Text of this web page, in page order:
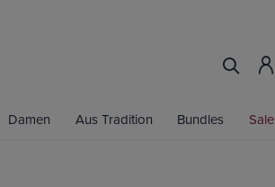
Damen Aus Tradition Bundles Sale